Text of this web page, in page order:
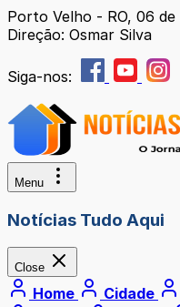
Porto Velho - RO, 06
Direção: Osmar Silva
Siga-nos:
Menu
Notícias Tudo Aqui
Close
Home Cidade